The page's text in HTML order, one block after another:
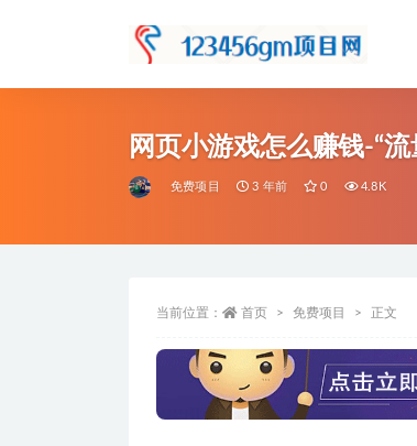
网页小游戏怎么赚钱-“
免费项目 3 年前 0 4.8K
当前位置： 首页 免费项目 正文